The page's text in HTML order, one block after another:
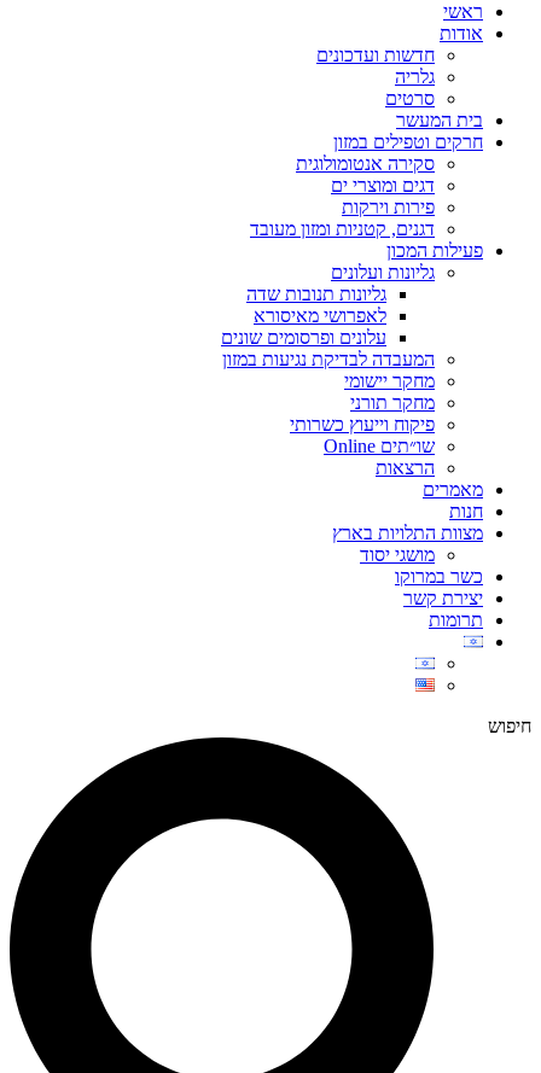
ראשי
אודות
חדשות ועדכונים
גלריה
סרטים
בית המעשר
חרקים וטפילים במזון
סקירה אנטומולוגית
דגים ומוצרי ים
פירות וירקות
דגנים, קטניות ומזון מעובד
פעילות המכון
גליונות ועלונים
גליונות תנובות שדה
לאפרושי מאיסורא
עלונים ופרסומים שונים
המעבדה לבדיקת נגיעות במזון
מחקר יישומי
מחקר תורני
פיקוח וייעוץ כשרותי
שו״תים Online
הרצאות
מאמרים
חנות
מצוות התלויות בארץ
מושגי יסוד
כשר במרוקו
יצירת קשר
תרומות
חיפוש